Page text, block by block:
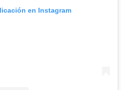
en Instagram